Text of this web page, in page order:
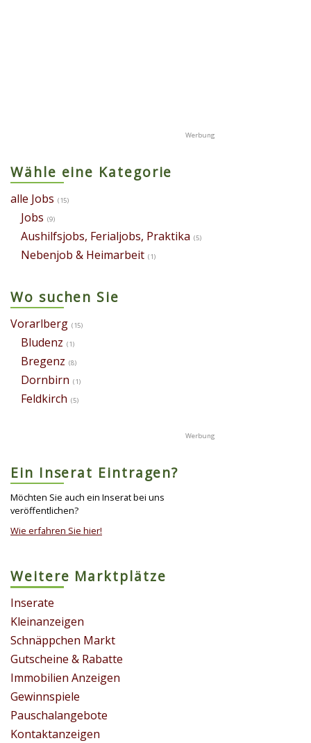
Wähle eine Kategorie
alle Jobs (15)
Jobs (9)
Aushilfsjobs, Ferialjobs, Praktika (5)
Nebenjob & Heimarbeit (1)
Wo suchen Sie
Vorarlberg (15)
Bludenz (1)
Bregenz (8)
Dornbirn (1)
Feldkirch (5)
Ein Inserat Eintragen?
Möchten Sie auch ein Inserat bei uns
veröffentlichen?
Wie erfahren Sie hier!
Weitere Marktplätze
Inserate
Kleinanzeigen
Schnäppchen Markt
Gutscheine & Rabatte
Immobilien Anzeigen
Gewinnspiele
Pauschalangebote
Kontaktanzeigen